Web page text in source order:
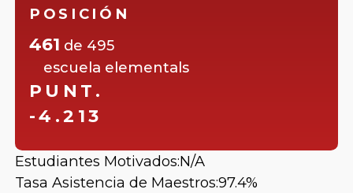
POSICIÓN
461 de 495
escuela elementals
PUNT.
-4.213
Estudiantes Motivados:N/A
Tasa Asistencia de Maestros:97.4%